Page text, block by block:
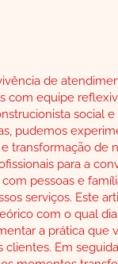
de
com equipe
social
pudemos
transformação de
para a
pessoas e
serviços. Este
com o qual
a prática que
clientes. Em seguida